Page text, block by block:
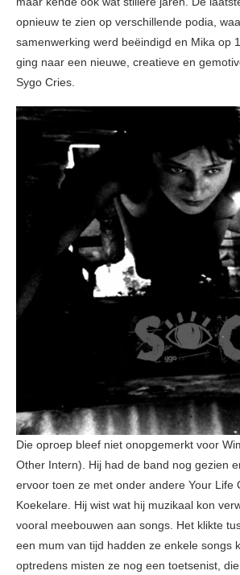
opnieuw te zien op verschillende podia,
samenwerking werd beëindigd en Mika op
ging naar een nieuwe, creatieve en
Sygo Cries.
Die oproep bleef niet onopgemerkt voor
Other Intern). Hij had de band nog gezien
ervoor toen ze met onder andere Your Life
Koekelare. Hij wist wat hij muzikaal kon
vooral meebouwen aan songs. Het klikte
een mum van tijd hadden ze enkele songs
optredens misten ze nog een toetsenist,